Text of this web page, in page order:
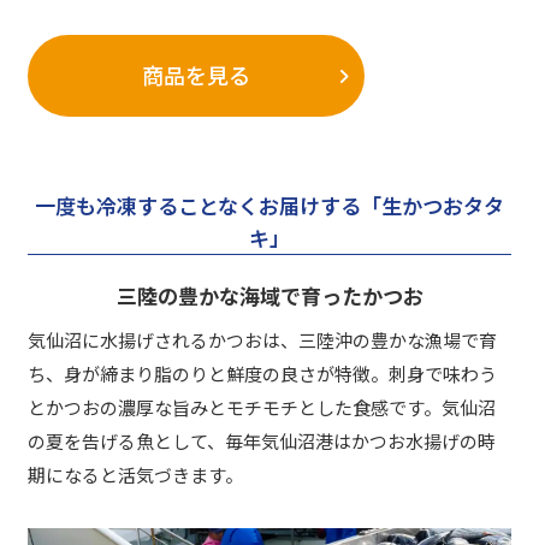
商品を見る
一度も冷凍することなくお届けする「生かつおタタ
キ」
三陸の豊かな海域で育ったかつお
気仙沼に水揚げされるかつおは、三陸沖の豊かな漁場で育
ち、身が締まり脂のりと鮮度の良さが特徴。刺身で味わう
とかつおの濃厚な旨みとモチモチとした食感です。気仙沼
の夏を告げる魚として、毎年気仙沼港はかつお水揚げの時
期になると活気づきます。